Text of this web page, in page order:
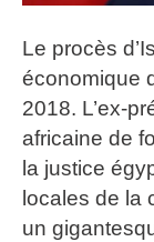
Le procès
économique
2018. L’ex-
africaine de
la justice
locales de la
un